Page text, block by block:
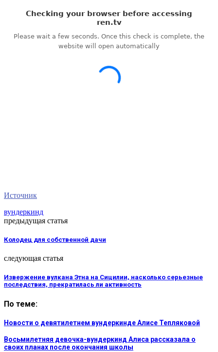
Источник
вундеркинд
предыдущая статья
Колодец для собственной дачи
следующая статья
Извержение вулкана Этна на Сицилии, насколько серьезные
последствия, прекратилась ли активность
По теме:
Новости о девятилетнем вундеркинде Алисе Тепляковой
Восьмилетняя девочка-вундеркинд Алиса рассказала о
своих планах после окончания школы